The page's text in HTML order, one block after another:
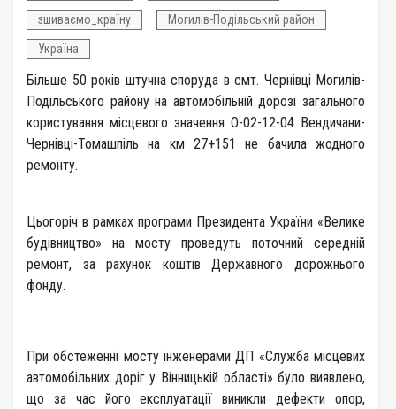
зшиваємо_країну Могилів-Подільський район
Україна
Більше 50 років штучна споруда в смт. Чернівці Могилів-
Подільського району на автомобільній дорозі загального
користування місцевого значення О-02-12-04 Вендичани-
Чернівці-Томашпіль на км 27+151 не бачила жодного
ремонту.
Цьогоріч в рамках програми Президента України «Велике
будівництво» на мосту проведуть поточний середній
ремонт, за рахунок коштів Державного дорожнього
фонду.
При обстеженні мосту інженерами ДП «Служба місцевих
автомобільних доріг у Вінницькій області» було виявлено,
що за час його експлуатації виникли дефекти опор,